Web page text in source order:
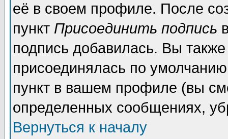
её в своем профиле. После
пункт Присоединить подпись
подпись добавилась. Вы
присоединялась по
пункт в вашем профиле (вы
определенных сообщениях,
Вернуться к началу